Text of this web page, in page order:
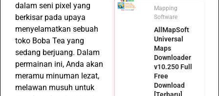
dalam seni pixel yang
berkisar pada upaya
menyelamatkan sebuah
toko Boba Tea yang
sedang berjuang. Dalam
permainan ini, Anda akan
meramu minuman lezat,
melawan musuh untuk
Mapping
Software
AllMapSoft
Universal
Maps
Downloader
v10.250 Full
Free
Download